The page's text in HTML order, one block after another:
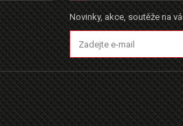
Novinky, akce, soutěže na